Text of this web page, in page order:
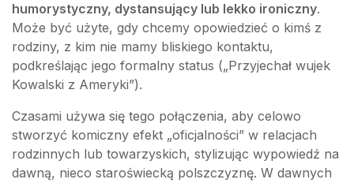
humorystyczny, dystansujący lub lekko ironiczny.
Może być użyte, gdy chcemy opowiedzieć o kimś z
rodziny, z kim nie mamy bliskiego kontaktu,
podkreślając jego formalny status („Przyjechał wujek
Kowalski z Ameryki”).
Czasami używa się tego połączenia, aby celowo
stworzyć komiczny efekt „oficjalności” w relacjach
rodzinnych lub towarzyskich, stylizując wypowiedź na
dawną, nieco staroświecką polszczyznę. W dawnych